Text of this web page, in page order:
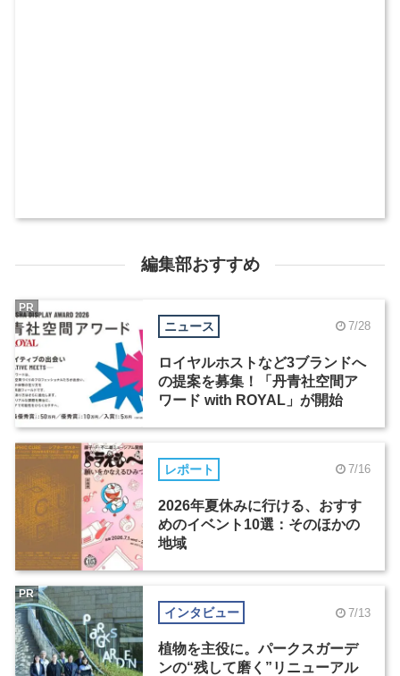
編集部おすすめ
ニュース 7/28
ロイヤルホストなど3ブランドへ
の提案を募集！「丹青社空間ア
ワード with ROYAL」が開始
PR
レポート 7/16
2026年夏休みに行ける、おすす
めのイベント10選：そのほかの
地域
インタビュー 7/13
植物を主役に。パークスガーデ
ンの“残して磨く”リニューアル
PR